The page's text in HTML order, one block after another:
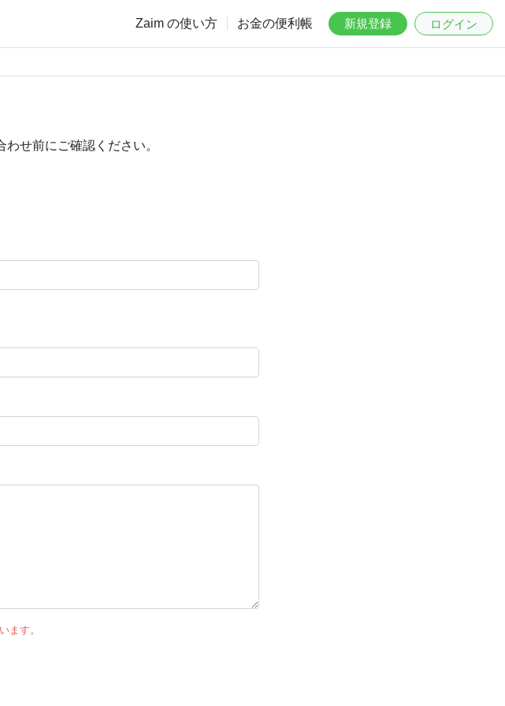
Zaim の使い方 お金の便利帳 新規登録 ログイン
せ前にご確認ください。
ます。